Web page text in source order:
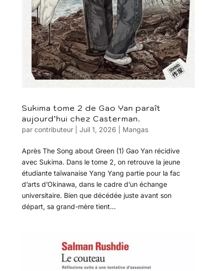
Sukima tome 2 de Gao Yan paraît
aujourd’hui chez Casterman.
par contributeur| Juil 1, 2026 Mangas
Après The Song about Green (1) Gao Yan récidive
avec Sukima. Dans le tome 2, on retrouve la jeune
étudiante taïwanaise Yang Yang partie pour la fac
d’arts d’Okinawa, dans le cadre d’un échange
universitaire. Bien que décédée juste avant son
départ, sa grand-mère tient...